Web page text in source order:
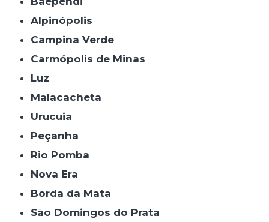
Alpinópolis
Campina Verde
Carmópolis de Minas
Luz
Malacacheta
Urucuia
Peçanha
Rio Pomba
Nova Era
Borda da Mata
São Domingos do Prata